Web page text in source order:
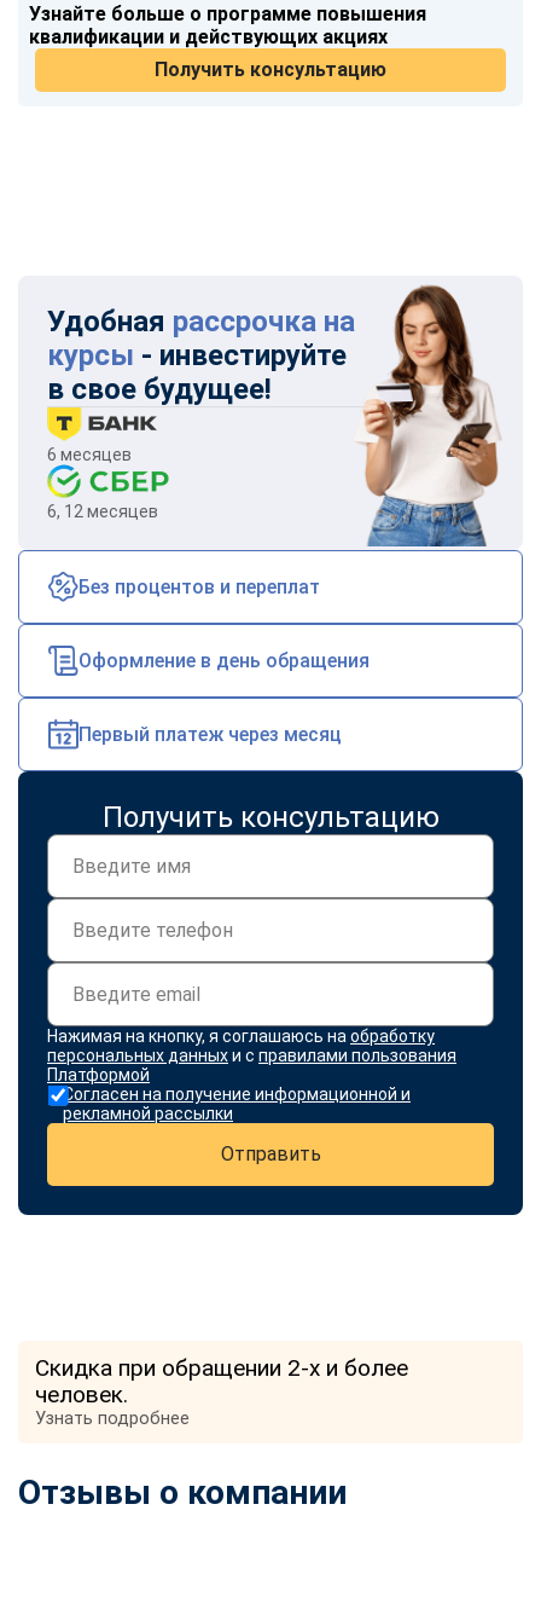
Узнайте больше о программе повышения
квалификации и действующих акциях
Получить консультацию
Удобная рассрочка на
курсы - инвестируйте
в свое будущее!
6 месяцев
6, 12 месяцев
Без процентов и переплат
Оформление в день обращения
Первый платеж через месяц
Получить консультацию
Нажимая на кнопку, я соглашаюсь на обработку
персональных данныхи с правилами пользования
Платформой
Согласен на получение информационной и
рекламной рассылки
Отправить
Скидка при обращении 2-х и более
человек.
Узнать подробнее
Отзывы о компании